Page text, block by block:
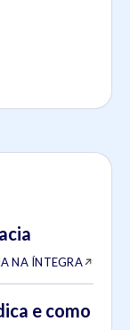
NA ÍNTEGRA
e como